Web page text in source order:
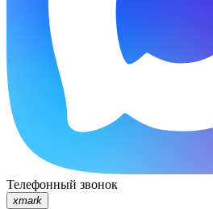
Телефонный звонок
xmark